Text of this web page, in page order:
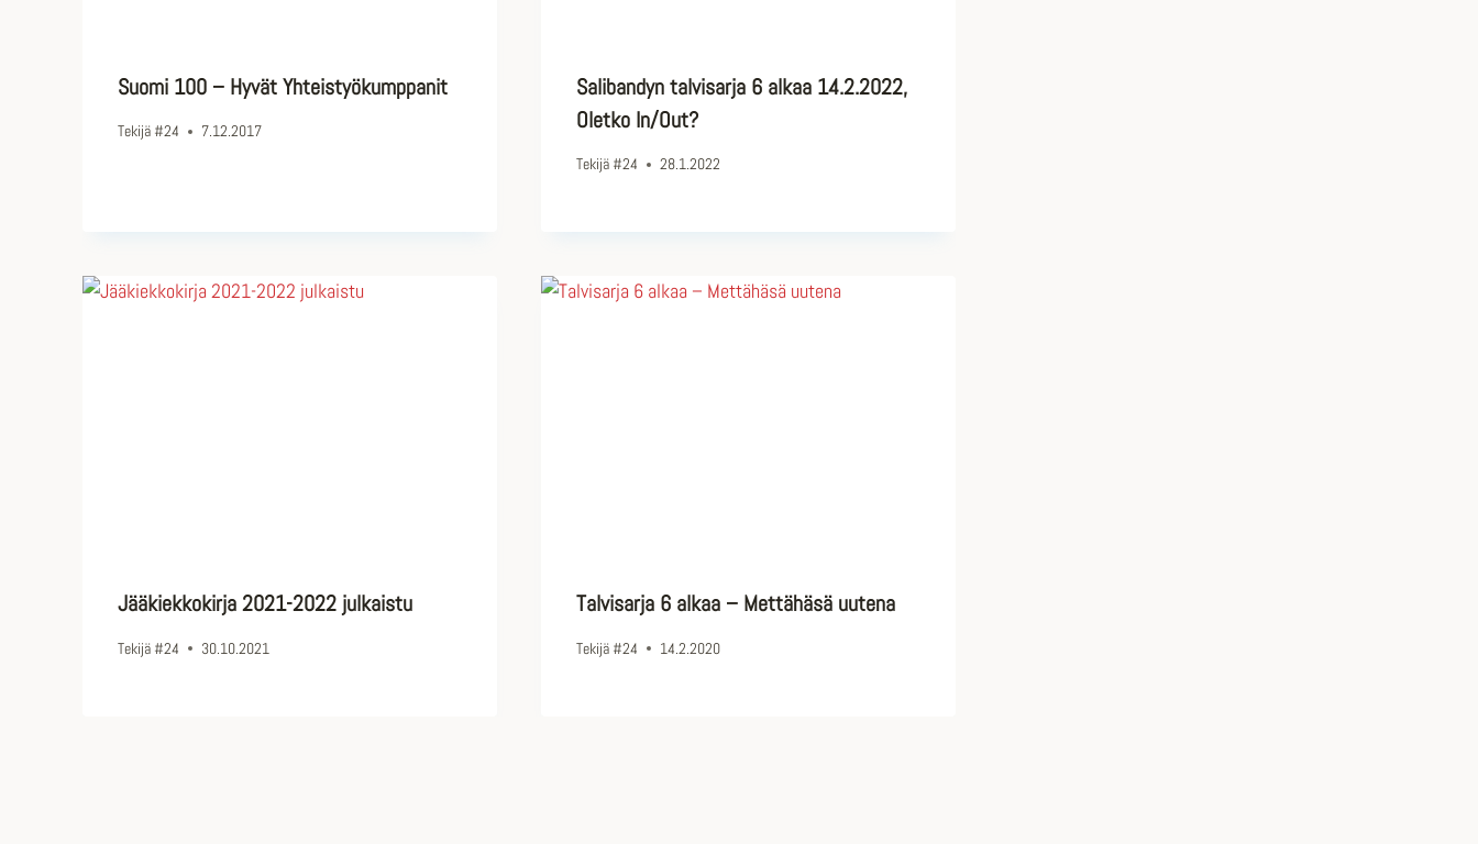
Suomi 100 – Hyvät Yhteistyökumppanit
Tekijä #24 7.12.2017
Salibandyn talvisarja 6 alkaa 14.2.2022,
Oletko In/Out?
Tekijä #24 28.1.2022
Jääkiekkokirja 2021-2022 julkaistu
Tekijä #24 30.10.2021
Talvisarja 6 alkaa – Mettähäsä uutena
Tekijä #24 14.2.2020